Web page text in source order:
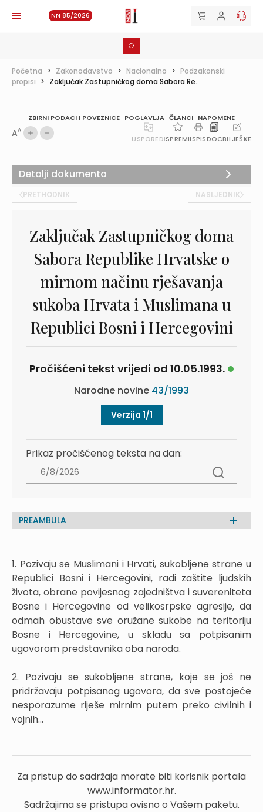
NN 85/2026
Početna > Zakonodavstvo > Nacionalno > Podzakonski
propisi > Zaključak Zastupničkog doma Sabora Re...
ZBIRNI PODACI I POVEZNICE POGLAVLJA ČLANCI NAPOMENE
AA
USPOREDISPREMIISPISDOCBILJEŠKE
PRETHODNIK NASLJEDNIK
Zaključak Zastupničkog doma
Sabora Republike Hrvatske o
mirnom načinu rješavanja
sukoba Hrvata i Muslimana u
Republici Bosni i Hercegovini
Pročišćeni tekst vrijedi od 10.05.1993.
Narodne novine 43/1993
Verzija 1/1
Prikaz pročišćenog teksta na dan:
PREAMBULA
1. Pozivaju se Muslimani i Hrvati, sukobljene strane u
Republici Bosni i Hercegovini, radi zaštite ljudskih
života, obrane povijesnog zajedništva i suvereniteta
Bosne i Hercegovine od velikosrpske agresije, da
odmah obustave sve oružane sukobe na teritoriju
Bosne i Hercegovine, u skladu sa potpisanim
ugovorom predstavnika oba naroda.
2. Pozivaju se sukobljene strane, koje se još ne
pridržavaju potpisanog ugovora, da sve postojeće
nesporazume riješe mirnim putem preko civilnih i
vojnih...
Za pristup do sadržaja morate biti korisnik portala
www.informator.hr.
Sadržajima se pristupa ovisno o Vašem paketu.
Detalji dokumenta